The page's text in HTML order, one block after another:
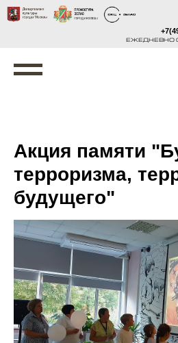
ЕЖЕДНЕВНО
Акция памяти
терроризма,
будущего"